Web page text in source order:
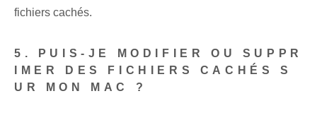
fichiers cachés.
5. PUIS-JE MODIFIER OU SUPPR
IMER DES FICHIERS CACHÉS S
UR MON MAC ?